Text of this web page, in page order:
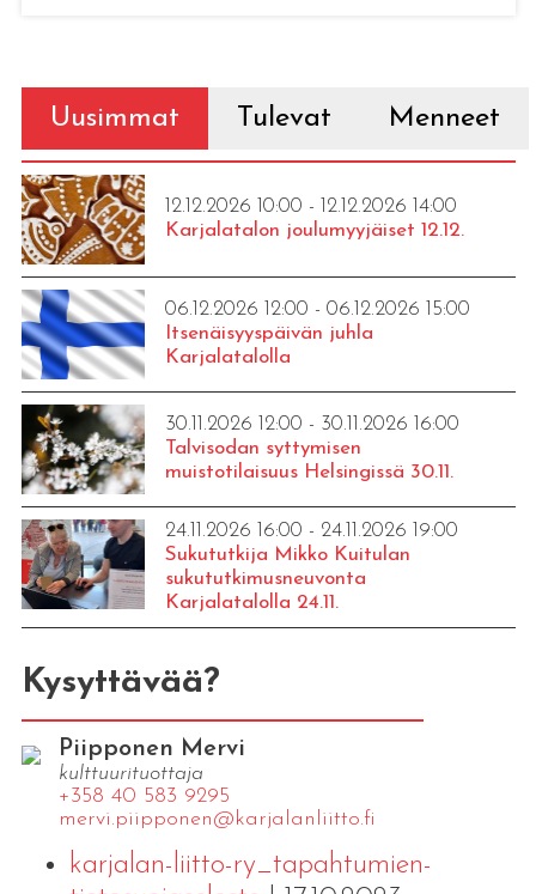
Uusimmat Tulevat Menneet
12.12.2026 10:00 - 12.12.2026 14:00
Karjalatalon joulumyyjäiset 12.12.
06.12.2026 12:00 - 06.12.2026 15:00
Itsenäisyyspäivän juhla
Karjalatalolla
30.11.2026 12:00 - 30.11.2026 16:00
Talvisodan syttymisen
muistotilaisuus Helsingissä 30.11.
24.11.2026 16:00 - 24.11.2026 19:00
Sukututkija Mikko Kuitulan
sukututkimusneuvonta
Karjalatalolla 24.11.
Kysyttävää?
Piipponen Mervi
kulttuurituottaja
+358 40 583 9295
mervi.​piipponen@​kar​jala​nlii​tto.​fi
karjalan-liitto-ry_tapahtumien-